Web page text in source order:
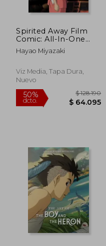
Spirited Away Film
Comic: All-In-One
Edition (Spirited Away
Film Comics) (en
Hayao Miyazaki
Viz Media, Tapa Dura,
Nuevo